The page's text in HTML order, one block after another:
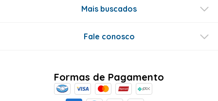
Mais buscados
Fale conosco
Formas de Pagamento